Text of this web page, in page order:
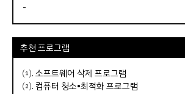
-
추천 프로그램
⑴.소프트웨어 삭제 프로그램
⑵. 컴퓨터 청소•최적화 프로그램